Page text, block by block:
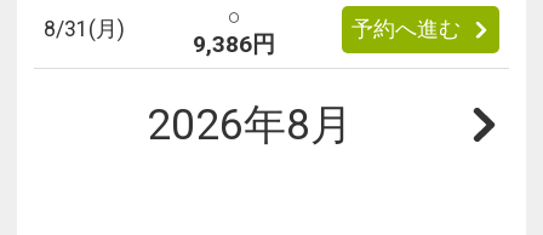
8/31 (月)
○
9,386円
予約へ進む
2026年8月